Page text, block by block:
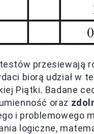
przesiewają
biorą udział w
Piątki. Badane
oraz
i problemowego
logiczne,